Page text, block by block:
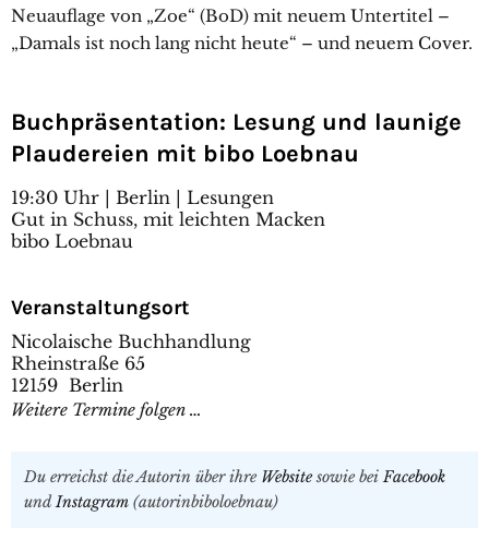
Neuauflage von „Zoe“ (BoD) mit neuem Untertitel –
„Damals ist noch lang nicht heute“ – und neuem Cover.
Buchpräsentation: Lesung und launige
Plaudereien mit bibo Loebnau
19:30 Uhr | Berlin | Lesungen
Gut in Schuss, mit leichten Macken
bibo Loebnau
Veranstaltungsort
Nicolaische Buchhandlung
Rheinstraße 65
12159 Berlin
Weitere Termine folgen …
Du erreichst die Autorin über ihre Websitesowie bei Facebook
und Instagram (autorinbiboloebnau)